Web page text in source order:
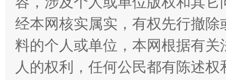
经本网核实属实，有权先行撤
料的个人或单位，本网根据有
人的权利，任何公民都有陈述